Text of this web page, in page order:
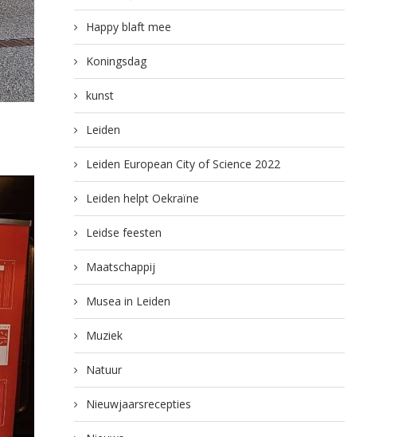
Happy blaft mee
Koningsdag
kunst
Leiden
Leiden European City of Science 2022
Leiden helpt Oekraïne
Leidse feesten
Maatschappij
Musea in Leiden
Muziek
Natuur
Nieuwjaarsrecepties